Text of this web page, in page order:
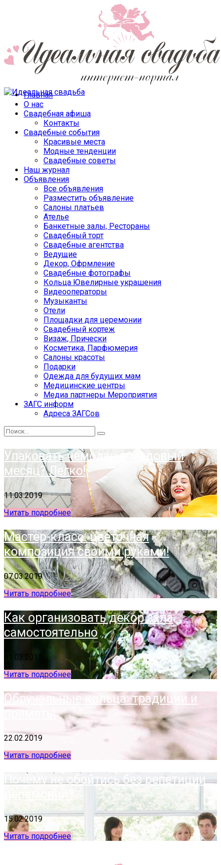
Главная
О нас
Свадебная афиша
Контакты
Свадебные события
Красивые места
Модные тенденции
Свадебные советы
Наш журнал
Объявления
Все объявления
Разместить объявление
Салоны платьев
Ателье
Банкетные залы, Рестораны
Свадебный торт
Свадебные агентства
Ведущие
Декор, Офрмление
Свадебные фотографы
Кольца Ювелирные украшения
Видеооператоры
Музыканты
Отели
Площадки для церемонии
Свадебный кортеж
Визаж, Прически
Косметика, Парфюмерия
Салоны красоты
Подарки
Одежда для будущих мам
Медицинские центры
Медиа партнеры Мероприятия
ЗАГС информ
Адреса ЗАГСов
Упаковать чемодан в медовый
месяц? Легко!
11.03.2019
Читать подробнее
Мастер-класс: цветочная
композиция своими руками!
07.03.2019
Читать подробнее
Как организовать декор зала
самостоятельно
01.03.2019
Читать подробнее
Обручальные кольца: традиции и
приметы
22.02.2019
Читать подробнее
Почему не обойтись без репетиции
церемонии?
15.02.2019
Читать подробнее